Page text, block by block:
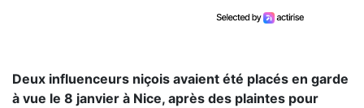
Deux influenceurs niçois avaient été placés en garde
à vue le 8 janvier à Nice, après des plaintes pour